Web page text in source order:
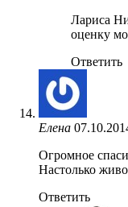
Лариса
оценку
Ответить
Елена
Огромное
Настолько
Ответить